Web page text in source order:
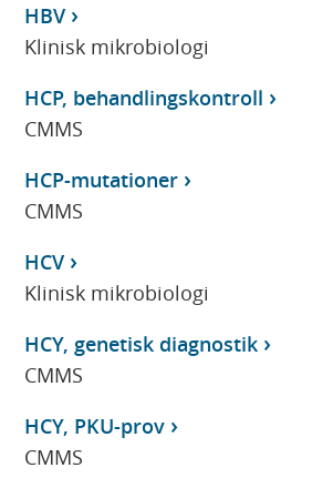
HBV
Klinisk mikrobiologi
HCP, behandlingskontroll
CMMS
HCP-mutationer
CMMS
HCV
Klinisk mikrobiologi
HCY, genetisk diagnostik
CMMS
HCY, PKU-prov
CMMS